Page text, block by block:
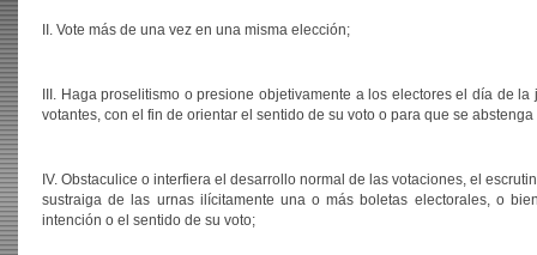
II. Vote más de una vez en una misma elección;
III. Haga proselitismo o presione objetivamente a los electores el día de
votantes, con el fin de orientar el sentido de su voto o para que se
IV. Obstaculice o interfiera el desarrollo normal de las votaciones, el
sustraiga de las urnas ilícitamente una o más boletas electorales, o
intención o el sentido de su voto;